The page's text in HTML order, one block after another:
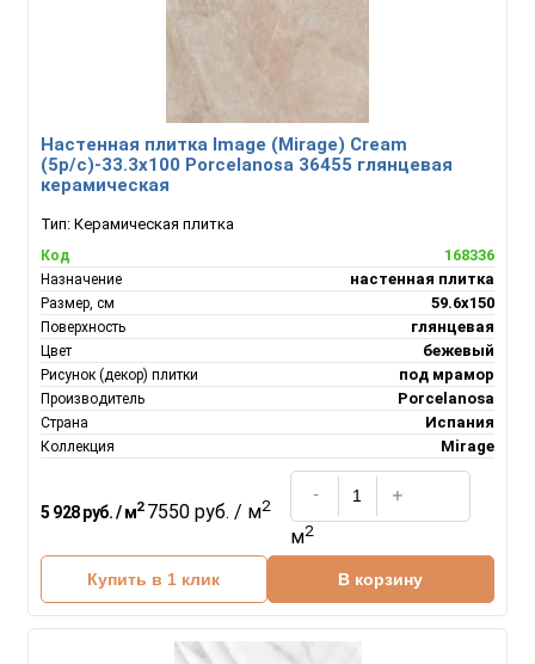
Настенная плитка Image (Mirage) Cream
(5p/c)-33.3x100 Porcelanosa 36455 глянцевая
керамическая
Тип: Керамическая плитка
Код 168336
Назначение настенная плитка
Размер, см 59.6x150
Поверхность глянцевая
Цвет бежевый
Рисунок (декор) плитки под мрамор
Производитель Porcelanosa
Страна Испания
Коллекция Mirage
5 928 руб. / м2 7550 руб. / м2
м2
Купить в 1 клик В корзину